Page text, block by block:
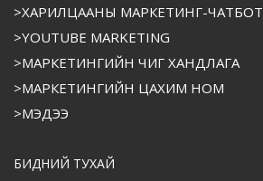
>ХАРИЛЦААНЫ МАРКЕТИНГ-ЧАТБОТ
>YOUTUBE MARKETING
>МАРКЕТИНГИЙН ЧИГ ХАНДЛАГА
>МАРКЕТИНГИЙН ЦАХИМ НОМ
>МЭДЭЭ
БИДНИЙ ТУХАЙ